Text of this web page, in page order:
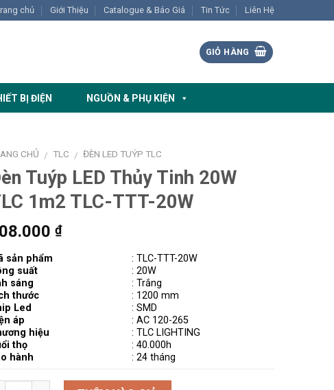
chủ Giới Thiệu Catalogue & Báo Giá Tin Tức Liên Hệ
GIỎ HÀNG
BỊ ĐIỆN NGUỒN & PHỤ KIỆN
CHỦ / TLC / ĐÈN LED TUÝP TLC
Tuýp LED Thủy Tinh 20W
1m2 TLC-TTT-20W
₫
sản phẩm
suất
sáng
thước
Led
áp
hiệu
thọ
hành
: TLC-TTT-20W
: 20W
: Trắng
: 1200 mm
: SMD
: AC 120-265
: TLC LIGHTING
: 40.000h
: 24 tháng